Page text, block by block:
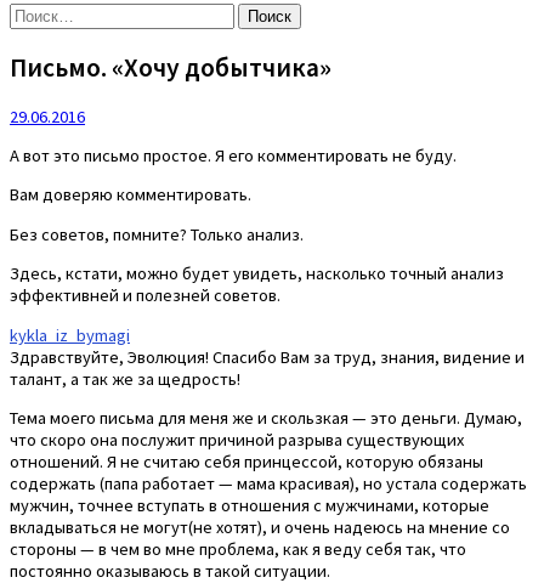
Найти:
Письмо. «Хочу добытчика»
29.06.2016
А вот это письмо простое. Я его комментировать не буду.
Вам доверяю комментировать.
Без советов, помните? Только анализ.
Здесь, кстати, можно будет увидеть, насколько точный анализ
эффективней и полезней советов.
kykla_iz_bymagi
Здравствуйте, Эволюция! Спасибо Вам за труд, знания, видение и
талант, а так же за щедрость!
Тема моего письма для меня же и скользкая — это деньги. Думаю,
что скоро она послужит причиной разрыва существующих
отношений. Я не считаю себя принцессой, которую обязаны
содержать (папа работает — мама красивая), но устала содержать
мужчин, точнее вступать в отношения с мужчинами, которые
вкладываться не могут(не хотят), и очень надеюсь на мнение со
стороны — в чем во мне проблема, как я веду себя так, что
постоянно оказываюсь в такой ситуации.